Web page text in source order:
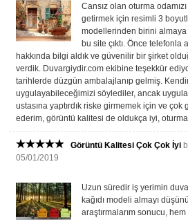
Cansız olan oturma
getirmek için resimli 3
modellerinden birini almaya
bu site çıktı. Önce telefonla
hakkında bilgi aldık ve güvenilir bir şirket
verdik. Duvargiydir.com ekibine teşekkür
tarihlerde düzgün ambalajlanıp gelmiş.
uygulayabileceğimizi söylediler, ancak
ustasına yaptırdık riske girmemek için ve
ederim, görüntü kalitesi de oldukça iyi, oturma
Görüntü Kalitesi Çok Çok İyi
05/01/2019
Uzun süredir iş yerimin
kağıdı modeli almayı
araştırmalarım sonucu,